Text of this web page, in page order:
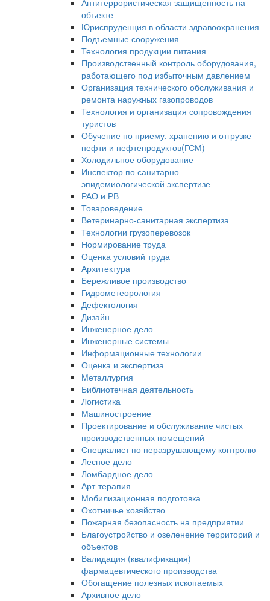
объекте
Юриспруденция в области здравоохранения
Подъемные сооружения
Технология продукции питания
Производственный контроль оборудования,
работающего под избыточным давлением
Организация технического обслуживания и
ремонта наружных газопроводов
Технология и организация сопровождения
туристов
Обучение по приему, хранению и отгрузке
нефти и нефтепродуктов(ГСМ)
Холодильное оборудование
Инспектор по санитарно-
эпидемиологической экспертизе
РАО и РВ
Товароведение
Ветеринарно-санитарная экспертиза
Технологии грузоперевозок
Нормирование труда
Оценка условий труда
Архитектура
Бережливое производство
Гидрометеорология
Дефектология
Дизайн
Инженерное дело
Инженерные системы
Информационные технологии
Оценка и экспертиза
Металлургия
Библиотечная деятельность
Логистика
Машиностроение
Проектирование и обслуживание чистых
производственных помещений
Специалист по неразрушающему контролю
Лесное дело
Ломбардное дело
Арт-терапия
Мобилизационная подготовка
Охотничье хозяйство
Пожарная безопасность на предприятии
Благоустройство и озеленение территорий и
объектов
Валидация (квалификация)
фармацевтического производства
Обогащение полезных ископаемых
Архивное дело